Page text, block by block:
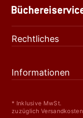
Rechtliches
Informationen
* Inklusive MwSt.
zuzüglich Versandkosten